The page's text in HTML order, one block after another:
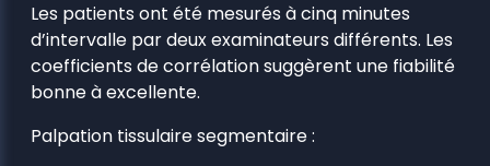
Les patients ont été mesurés à cinq minutes
d’intervalle par deux examinateurs différents. Les
coefficients de corrélation suggèrent une fiabilité
bonne à excellente.
Palpation tissulaire segmentaire :